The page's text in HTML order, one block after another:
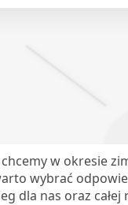
chcemy w okresie
wybrać
dla nas oraz całej